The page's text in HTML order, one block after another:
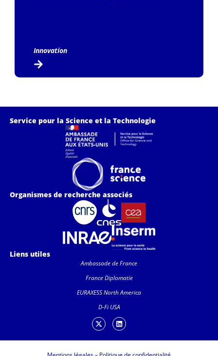
Innovation
Service pour la Science et la Technologie
Organismes de recherche associés
Liens utiles
Ambassade de France
France Diplomatie
EURAXESS North America
D-Fi USA